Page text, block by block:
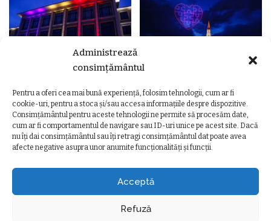
Administrează
consimțământul
Pentru a oferi cea mai bună experiență, folosim tehnologii, cum ar fi
cookie-uri, pentru a stoca și/sau accesa informațiile despre dispozitive.
Consimțământul pentru aceste tehnologii ne permite să procesăm date,
cum ar fi comportamentul de navigare sau ID-uri unice pe acest site. Dacă
nu îți dai consimțământul sau îți retragi consimțământul dat poate avea
afecte negative asupra unor anumite funcționalități și funcții.
Acceptă
Refuză
Ziua Unirii Principatelor Române
– Clădiri și poduri din Cluj,
iluminate în culorile drapelului
Ziua Unirii la Cluj-Napoca.
Programul complet al
evenimentelor
POLITICA DE CONFIDENȚIALITATE